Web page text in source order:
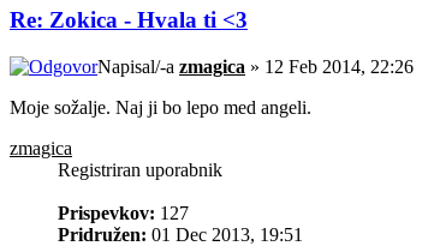
Re: Zokica - Hvala ti <3
Napisal/-a zmagica » 12 Feb 2014, 22:26
Moje sožalje. Naj ji bo lepo med angeli.
zmagica
Registriran uporabnik
Prispevkov: 127
Pridružen: 01 Dec 2013, 19:51